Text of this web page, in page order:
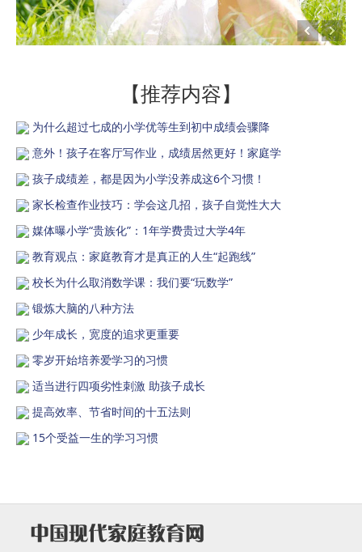
【推荐内容】
为什么超过七成的小学优等生到初中成绩会骤降
意外！孩子在客厅写作业，成绩居然更好！家庭学
孩子成绩差，都是因为小学没养成这6个习惯！
家长检查作业技巧：学会这几招，孩子自觉性大大
媒体曝小学“贵族化”：1年学费贵过大学4年
教育观点：家庭教育才是真正的人生“起跑线”
校长为什么取消数学课：我们要“玩数学”
锻炼大脑的八种方法
少年成长，宽度的追求更重要
零岁开始培养爱学习的习惯
适当进行四项劣性刺激 助孩子成长
提高效率、节省时间的十五法则
15个受益一生的学习习惯